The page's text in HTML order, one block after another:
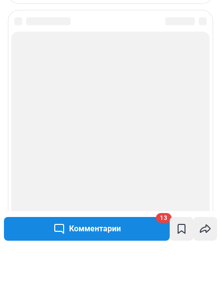
Комментарии
13